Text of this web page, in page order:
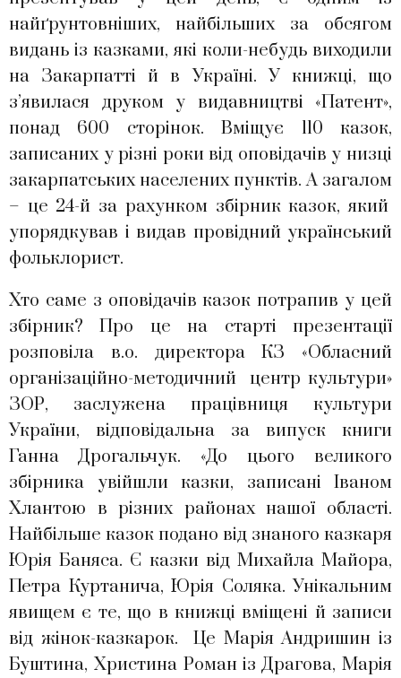
найґрунтовніших, найбільших за обсягом
видань із казками, які коли-небудь виходили
на Закарпатті й в Україні. У книжці, що
з’явилася друком у видавництві «Патент»,
понад 600 сторінок. Вміщує 110 казок,
записаних у різні роки від оповідачів у низці
закарпатських населених пунктів. А загалом
– це 24-й за рахунком збірник казок, який
упорядкував і видав провідний український
фольклорист.
Хто саме з оповідачів казок потрапив у цей
збірник? Про це на старті презентації
розповіла в.о. директора КЗ «Обласний
організаційно-методичний центр культури»
ЗОР, заслужена працівниця культури
України, відповідальна за випуск книги
Ганна Дрогальчук. «До цього великого
збірника увійшли казки, записані Іваном
Хлантою в різних районах нашої області.
Найбільше казок подано від знаного казкаря
Юрія Баняса. Є казки від Михайла Майора,
Петра Куртанича, Юрія Соляка. Унікальним
явищем є те, що в книжці вміщені й записи
від жінок-казкарок. Це Марія Андришин із
Буштина, Христина Роман із Драгова, Марія